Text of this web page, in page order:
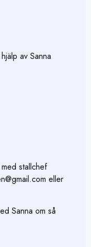
av Sanna
stallchef
eller
Sanna om så